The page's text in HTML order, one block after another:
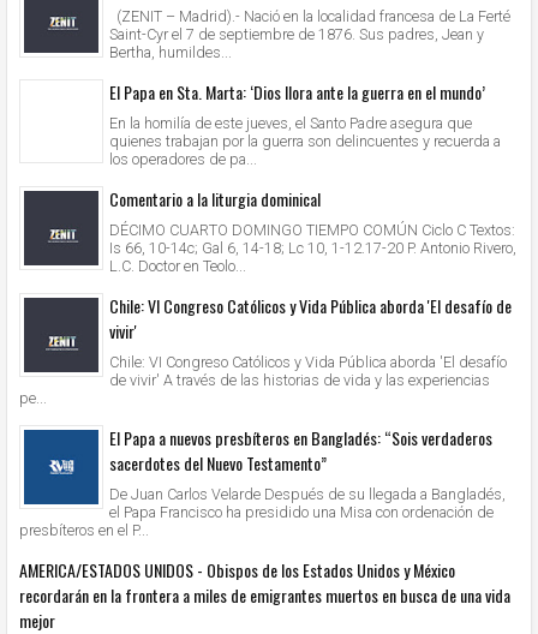
(ZENIT – Madrid).- Nació en la localidad francesa de La Ferté
Saint-Cyr el 7 de septiembre de 1876. Sus padres, Jean y
Bertha, humildes...
El Papa en Sta. Marta: ‘Dios llora ante la guerra en el mundo’
En la homilía de este jueves, el Santo Padre asegura que
quienes trabajan por la guerra son delincuentes y recuerda a
los operadores de pa...
Comentario a la liturgia dominical
DÉCIMO CUARTO DOMINGO TIEMPO COMÚN Ciclo C Textos:
Is 66, 10-14c; Gal 6, 14-18; Lc 10, 1-12.17-20 P. Antonio Rivero,
L.C. Doctor en Teolo...
Chile: VI Congreso Católicos y Vida Pública aborda 'El desafío de
vivir'
Chile: VI Congreso Católicos y Vida Pública aborda 'El desafío
de vivir' A través de las historias de vida y las experiencias
pe...
El Papa a nuevos presbíteros en Bangladés: “Sois verdaderos
sacerdotes del Nuevo Testamento”
De Juan Carlos Velarde Después de su llegada a Bangladés,
el Papa Francisco ha presidido una Misa con ordenación de
presbíteros en el P...
AMERICA/ESTADOS UNIDOS - Obispos de los Estados Unidos y México
recordarán en la frontera a miles de emigrantes muertos en busca de una vida
mejor